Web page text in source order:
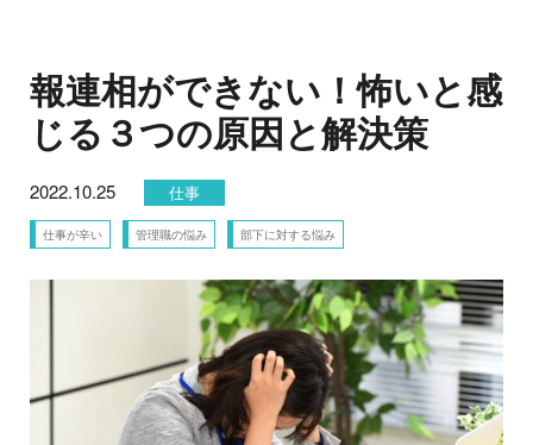
報連相ができない！怖いと感
じる３つの原因と解決策
2022.10.25 仕事
仕事が辛い 管理職の悩み 部下に対する悩み